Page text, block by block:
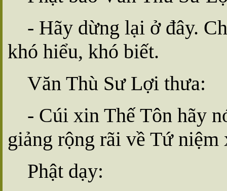
- Hãy dừng lại ở đây.
khó hiểu, khó biết.
Văn Thù Sư Lợi thưa:
- Cúi xin Thế Tôn hãy
giảng rộng rãi về Tứ
Phật dạy: